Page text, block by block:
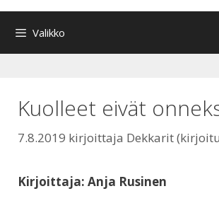
Valikko
Kuolleet eivät
7.8.2019 kirjoittaja Dekkarit
Kirjoittaja: Anja Rusinen